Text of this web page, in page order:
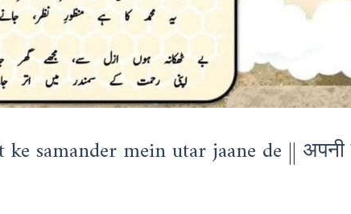
samander mein utar jaane de ||